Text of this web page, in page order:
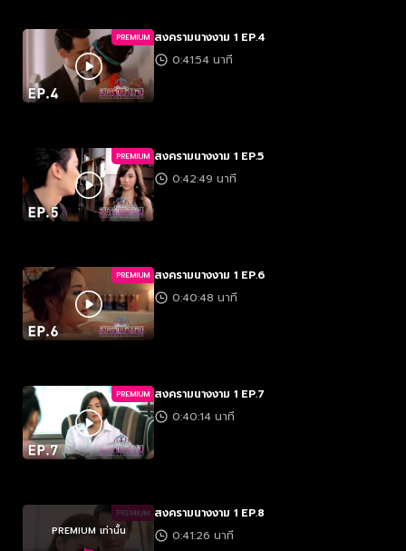
PREMIUM สงครามนางงาม 1 EP.4
0:41:54 นาที
PREMIUM สงครามนางงาม 1 EP.5
0:42:49 นาที
PREMIUM สงครามนางงาม 1 EP.6
0:40:48 นาที
PREMIUM สงครามนางงาม 1 EP.7
0:40:14 นาที
PREMIUM
PREMIUM เท่านั้น
สงครามนางงาม 1 EP.8
0:41:26 นาที